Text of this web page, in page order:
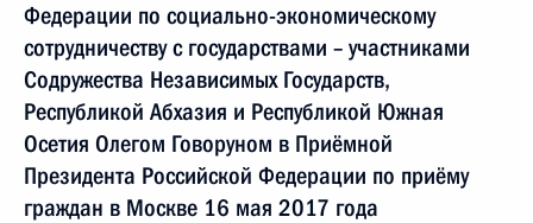
Федерации по социально-экономическому
сотрудничеству с государствами – участниками
Содружества Независимых Государств,
Республикой Абхазия и Республикой Южная
Осетия Олегом Говоруном в Приёмной
Президента Российской Федерации по приёму
граждан в Москве 16 мая 2017 года